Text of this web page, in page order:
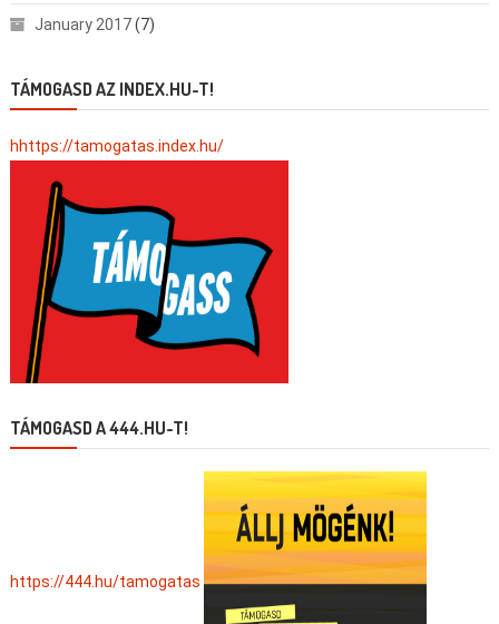
January 2017(7)
TÁMOGASD AZ INDEX.HU-T!
hhttps://tamogatas.index.hu/
TÁMOGASD A 444.HU-T!
https://444.hu/tamogatas